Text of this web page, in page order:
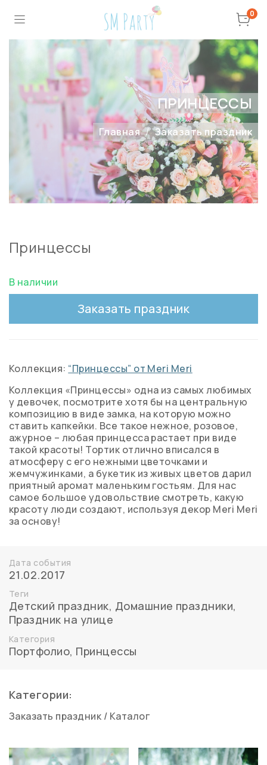
0
ПРИНЦЕССЫ
Главная Заказать праздник
Принцессы
В наличии
Заказать праздник
Коллекция: “Принцессы” от Meri Meri
Коллекция «Принцессы» одна из самых любимых
у девочек, посмотрите хотя бы на центральную
композицию в виде замка, на которую можно
ставить капкейки. Все такое нежное, розовое,
ажурное – любая принцесса растает при виде
такой красоты! Тортик отлично вписался в
атмосферу с его нежными цветочками и
жемчужинками, а букетик из живых цветов дарил
приятный аромат маленьким гостьям. Для нас
самое большое удовольствие смотреть, какую
красоту люди создают, используя декор Meri Meri
за основу!
Дата события
21.02.2017
Теги
Детский праздник, Домашние праздники,
Праздник на улице
Категория
Портфолио, Принцессы
Категории:
Заказать праздник / Каталог